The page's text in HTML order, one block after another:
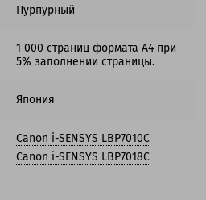
Пурпурный
1 000 страниц формата А4 при
5% заполнении страницы.
Япония
Canon i-SENSYS LBP7010C
Canon i-SENSYS LBP7018C